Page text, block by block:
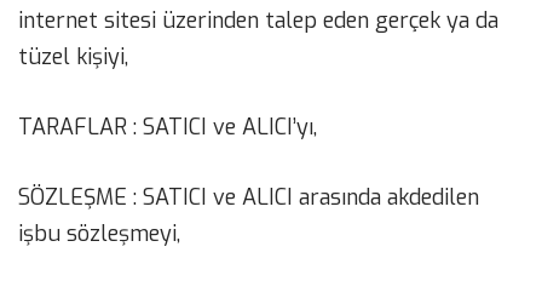
internet sitesi üzerinden talep eden gerçek ya da
tüzel kişiyi,
TARAFLAR : SATICI ve ALICI’yı,
SÖZLEŞME : SATICI ve ALICI arasında akdedilen
işbu sözleşmeyi,